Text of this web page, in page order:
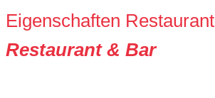
Eigenschaften Restaurant
Restaurant & Bar